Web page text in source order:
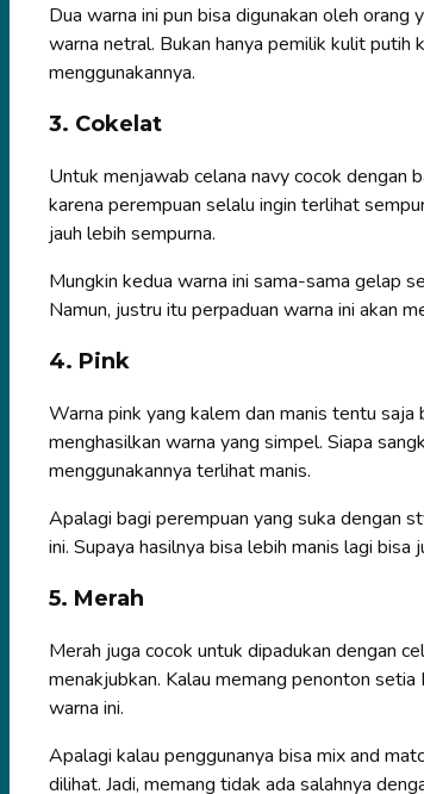
Dua warna ini pun bisa digunakan oleh
warna netral. Bukan hanya pemilik kulit
menggunakannya.
3. Cokelat
Untuk menjawab celana navy cocok dengan
karena perempuan selalu ingin terlihat
jauh lebih sempurna.
Mungkin kedua warna ini sama-sama gelap
Namun, justru itu perpaduan warna ini akan
4. Pink
Warna pink yang kalem dan manis tentu saja
menghasilkan warna yang simpel. Siapa
menggunakannya terlihat manis.
Apalagi bagi perempuan yang suka dengan
ini. Supaya hasilnya bisa lebih manis lagi
5. Merah
Merah juga cocok untuk dipadukan dengan
menakjubkan. Kalau memang penonton
warna ini.
Apalagi kalau penggunanya bisa mix and
dilihat. Jadi, memang tidak ada salahnya